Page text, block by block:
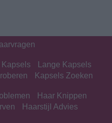
Kapsels
Lange Kapsels
Kapsels Zoeken
Haar Knippen
Haarstijl Advies